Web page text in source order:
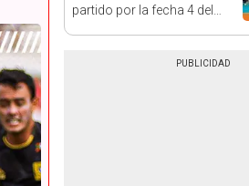
partido por la fecha 4 del